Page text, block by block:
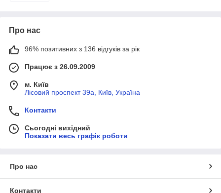
Про нас
96% позитивних з 136 відгуків за рік
Працює з 26.09.2009
м. Київ
Лісовий проспект 39а, Київ, Україна
Контакти
Сьогодні вихідний
Показати весь графік роботи
Про нас
Контакти